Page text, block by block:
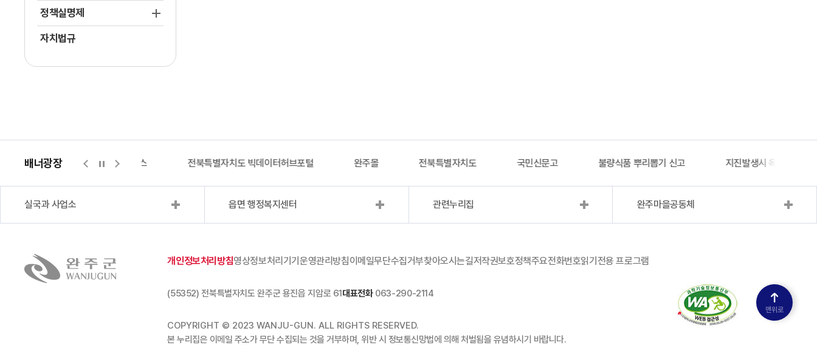
정책실명제
자치법규
배너광장
지적측량바로처리센터 위택스 전북특별자치도 빅데이터허브포털 완주몰 전북특별자치도 국민신문고 불량식품 뿌리뽑기 신고 지진발생시 옥외대피소
실국과 사업소 읍면 행정복지센터 관련누리집 완주마을공동체
개인정보처리방침영상정보처리기기운영관리방침이메일무단수집거부찾아오시는길저작권보호정책주요전화번호읽기전용 프로그램
(55352) 전북특별자치도 완주군 용진읍 지암로 61대표전화063-290-2114
COPYRIGHT © 2023 WANJU-GUN. ALL RIGHTS RESERVED.
본 누리집은 이메일 주소가 무단 수집되는 것을 거부하며, 위반 시 정보통신망법에 의해 처벌됨을 유념하시기 바랍니다.
맨위로